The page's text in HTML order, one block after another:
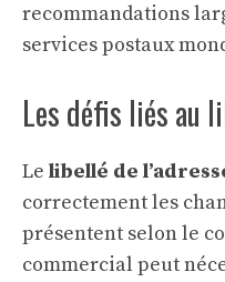
recommandations
services postaux
Les défis liés au
Le libellé de
correctement les
présentent selon le
commercial peut